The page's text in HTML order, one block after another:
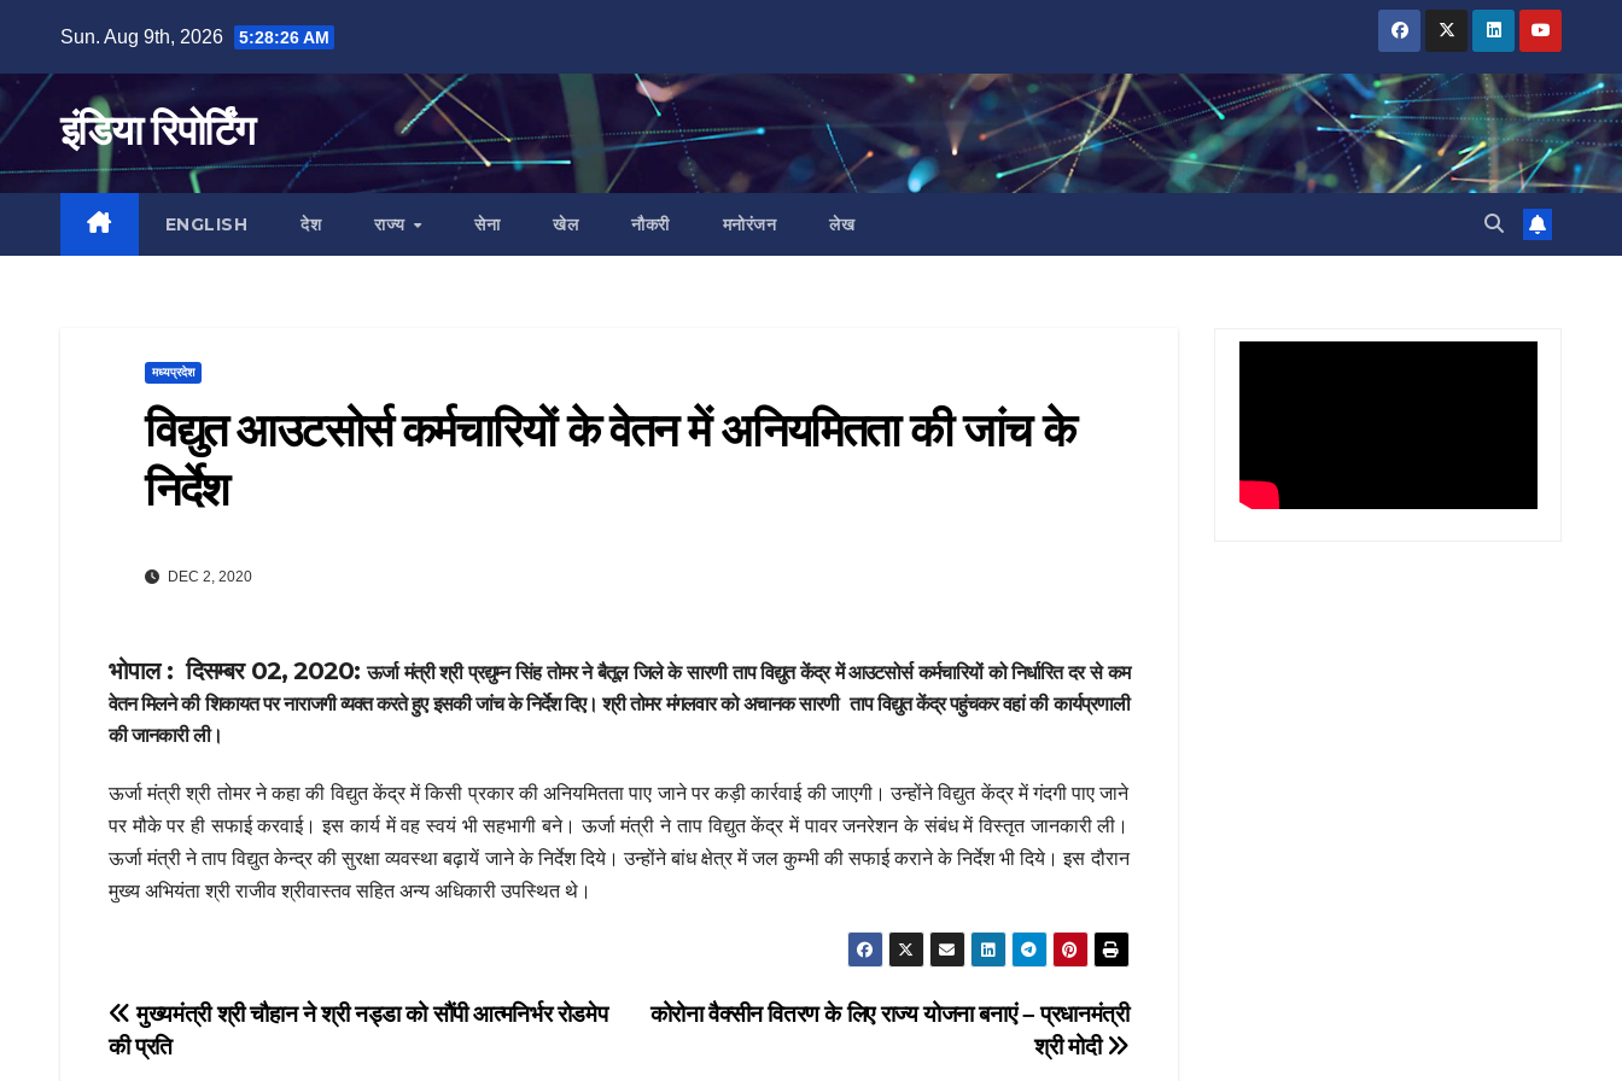
content
Sun. Aug 9th, 2026 5:28:27 AM
इंडिया रिपोर्टिंग
ENGLISH देश राज्य सेना खेल नौकरी मनोरंजन लेख
मध्यप्रदेश
विद्युत आउटसोर्स कर्मचारियों के वेतन में अनियमितता की जांच के
निर्देश
DEC 2, 2020
भोपाल : दिसम्बर 02, 2020:ऊर्जा मंत्री श्री प्रद्युम्न सिंह तोमर ने बैतूल जिले के सारणी ताप विद्युत केंद्र में आउटसोर्स कर्मचारियों को निर्धारित दर से कम
वेतन मिलने की शिकायत पर नाराजगी व्यक्त करते हुए इसकी जांच के निर्देश दिए। श्री तोमर मंगलवार को अचानक सारणी ताप विद्युत केंद्र पहुंचकर वहां की कार्यप्रणाली
की जानकारी ली।
ऊर्जा मंत्री श्री तोमर ने कहा की विद्युत केंद्र में किसी प्रकार की अनियमितता पाए जाने पर कड़ी कार्रवाई की जाएगी। उन्होंने विद्युत केंद्र में गंदगी पाए जाने
पर मौके पर ही सफाई करवाई। इस कार्य में वह स्वयं भी सहभागी बने। ऊर्जा मंत्री ने ताप विद्युत केंद्र में पावर जनरेशन के संबंध में विस्तृत जानकारी ली।
ऊर्जा मंत्री ने ताप विद्युत केन्द्र की सुरक्षा व्यवस्था बढ़ायें जाने के निर्देश दिये। उन्होंने बांध क्षेत्र में जल कुम्भी की सफाई कराने के निर्देश भी दिये। इस दौरान
मुख्य अभियंता श्री राजीव श्रीवास्तव सहित अन्य अधिकारी उपस्थित थे।
Post
कोरोना वैक्सीन वितरण के लिए राज्य योजना बनाएं – प्रधानमंत्री
श्री मोदी
मुख्यमंत्री श्री चौहान ने श्री नड्डा को सौंपी आत्मनिर्भर रोडमेप
की प्रति